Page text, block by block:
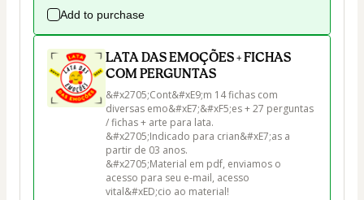
Add to purchase
LATA DAS EMOÇÕES + FICHAS
COM PERGUNTAS
&#x2705;Cont&#xE9;m 14 fichas com
diversas emo&#xE7;&#xF5;es + 27 perguntas
/ fichas + arte para lata.
&#x2705;Indicado para crian&#xE7;as a
partir de 03 anos.
&#x2705;Material em pdf, enviamos o
acesso para seu e-mail, acesso
vital&#xED;cio ao material!